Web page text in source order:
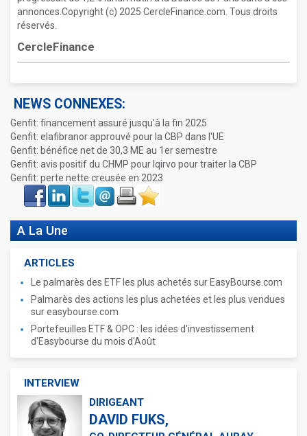
annonces.Copyright (c) 2025 CercleFinance.com. Tous droits
réservés.
CercleFinance
NEWS CONNEXES:
Genfit: financement assuré jusqu'à la fin 2025
Genfit: elafibranor approuvé pour la CBP dans l'UE
Genfit: bénéfice net de 30,3 ME au 1er semestre
Genfit: avis positif du CHMP pour Iqirvo pour traiter la CBP
Genfit: perte nette creusée en 2023
Face
book
LinkIn Twitter Envoyer ImprimerFavoris
A La Une
ARTICLES
Le palmarès des ETF les plus achetés sur EasyBourse.com
Palmarès des actions les plus achetées et les plus vendues
sur easybourse.com
Portefeuilles ETF & OPC : les idées d'investissement
d'Easybourse du mois d'Août
INTERVIEW
DIRIGEANT
DAVID FUKS,